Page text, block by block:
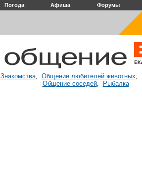
Погода Афиша Форумы
Знакомства, Общение любителей животных,
Общение соседей, Рыбалка